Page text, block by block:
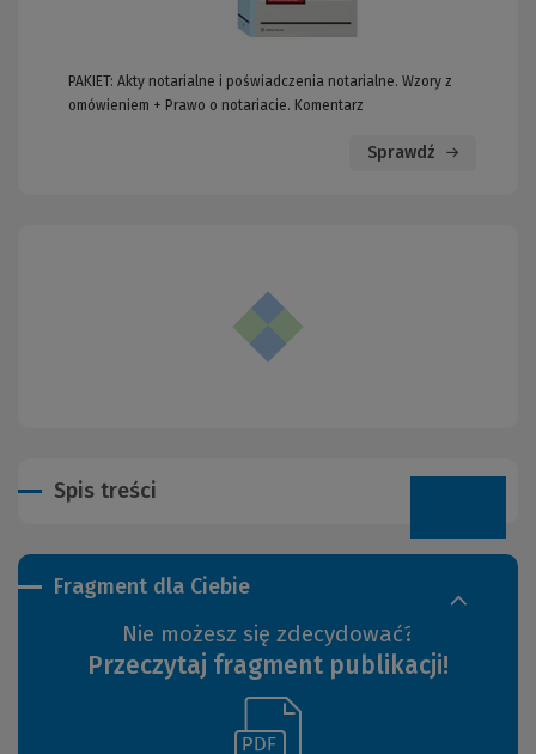
Fragment dla Ciebie
Nie możesz się zdecydować?
Przeczytaj fragment publikacji!
(Nowe
Spis treści
PAKIET: Akty notarialne i poświadczenia notarialne. Wzory z
omówieniem + Prawo o notariacie. Komentarz
Sprawdź